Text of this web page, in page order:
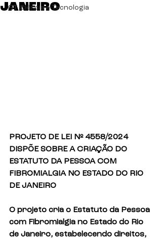
GT Ciência e Tecnologia
JANEIRO
PROJETO DE LEI Nº 4558/2024
DISPÕE SOBRE A CRIAÇÃO DO
ESTATUTO DA PESSOA COM
FIBROMIALGIA NO ESTADO DO RIO
DE JANEIRO
O projeto cria o Estatuto da Pessoa
com Fibromialgia no Estado do Rio
de Janeiro, estabelecendo direitos,